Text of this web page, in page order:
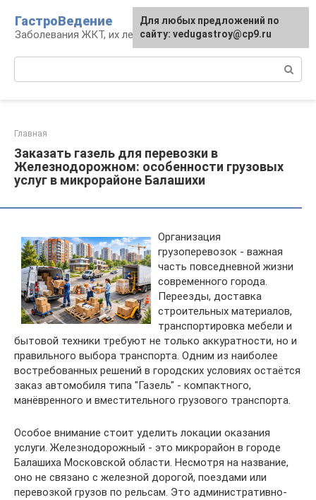
контенту
ГастроВедение
Заболевания ЖКТ, их лечение и профилактика
Главная
Заказать газель для перевозки в
Железнодорожном: особенности грузовых
услуг в микрорайоне Балашихи
Организация
грузоперевозок - важная
часть повседневной жизни
современного города.
Переезды, доставка
строительных материалов,
транспортировка мебели и
бытовой техники требуют не только аккуратности, но и
правильного выбора транспорта. Одним из наиболее
востребованных решений в городских условиях остаётся
заказ автомобиля типа "Газель" - компактного,
манёвренного и вместительного грузового транспорта.
Особое внимание стоит уделить локации оказания
услуги. Железнодорожный - это микрорайон в городе
Балашиха Московской области. Несмотря на название,
оно не связано с железной дорогой, поездами или
перевозкой грузов по рельсам. Это административно-
Для любых предложений по
сайту: vedugastroy@cp9.ru